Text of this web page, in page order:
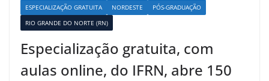
ESPECIALIZAÇÃO GRATUITA NORDESTE
PÓS-GRADUAÇÃO
RIO GRANDE DO NORTE (RN)
Especialização gratuita, com
aulas online, do IFRN, abre 150